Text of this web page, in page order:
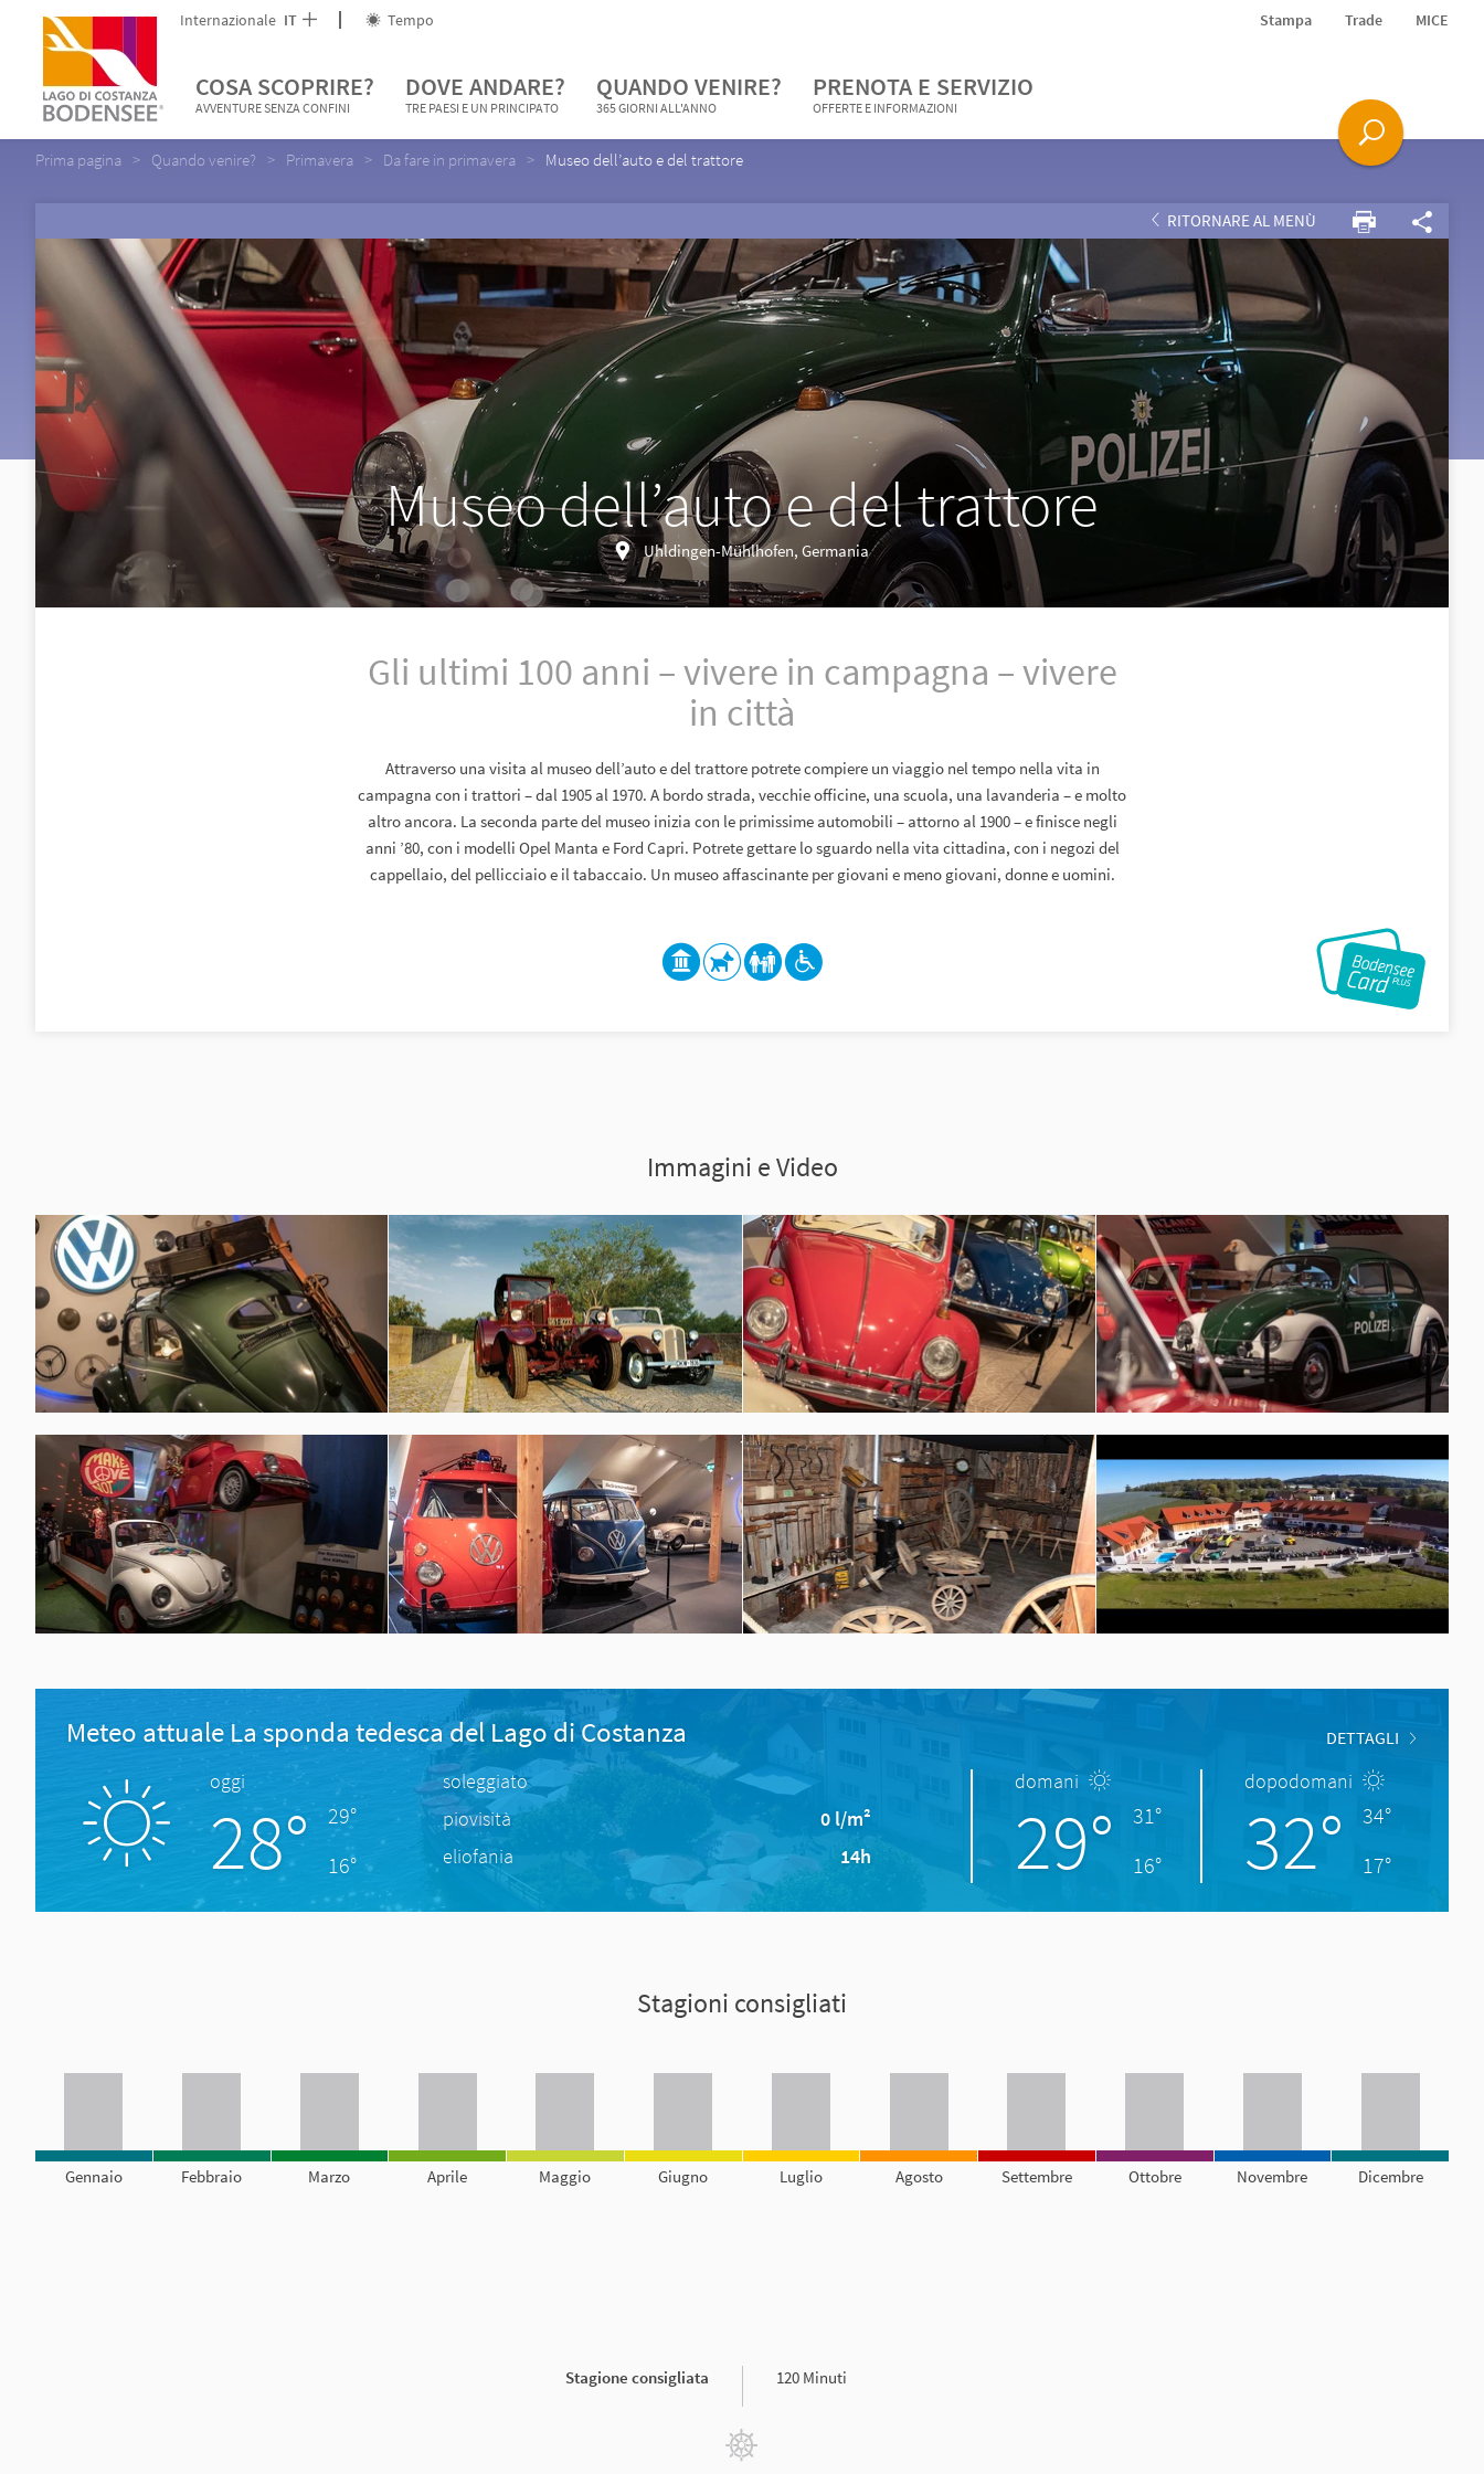
Internazionale IT Tempo Stampa Trade MICE
COSA SCOPRIRE?
AVVENTURE SENZA CONFINI
DOVE ANDARE?
TRE PAESI E UN PRINCIPATO
QUANDO VENIRE?
365 GIORNI ALL'ANNO
PRENOTA E SERVIZIO
OFFERTE E INFORMAZIONI
Prima pagina Quando venire? Primavera Da fare in primavera Museo dell’auto e del trattore
RITORNARE AL MENÙ
Museo dell’auto e del trattore
Uhldingen-Mühlhofen, Germania
Gli ultimi 100 anni – vivere in campagna – vivere
in città
Attraverso una visita al museo dell’auto e del trattore potrete compiere un viaggio nel tempo nella vita in
campagna con i trattori – dal 1905 al 1970. A bordo strada, vecchie officine, una scuola, una lavanderia – e molto
altro ancora. La seconda parte del museo inizia con le primissime automobili – attorno al 1900 – e finisce negli
anni ’80, con i modelli Opel Manta e Ford Capri. Potrete gettare lo sguardo nella vita cittadina, con i negozi del
cappellaio, del pellicciaio e il tabaccaio. Un museo affascinante per giovani e meno giovani, donne e uomini.
Immagini e Video
Meteo attuale La sponda tedesca del Lago di Costanza DETTAGLI
oggi
28°
29°
16°
soleggiato
piovisità
0 l/m²
eliofania
14h
domani
29°
31°
16°
dopodomani
32°
34°
17°
Stagioni consigliati
Gennaio Febbraio Marzo Aprile Maggio Giugno Luglio Agosto Settembre Ottobre Novembre Dicembre
Stagione consigliata 120 Minuti